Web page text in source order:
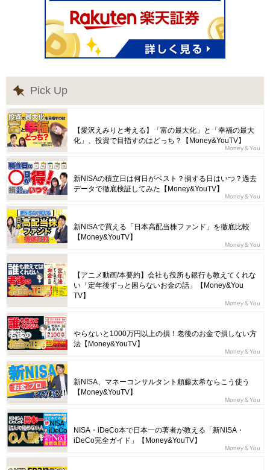
Pick Up
【愛沢えみりと考える】「富の最大化」と「幸福の最大
化」、投資で目指すのはどっち？【Money&YouTV】
Money＆You
新NISAの積立日は何日がベスト？損する日はいつ？過去
データで徹底検証してみた【Money&YouTV】
Money＆You
新NISAで買える「日本高配当株ファンド」を徹底比較
【Money&YouTV】
Money＆You
【アニメ動画/本要約】会社も役所も銀行も教えてくれな
い「定年後ずっと困らないお金の話」【Money&You
TV】
Money＆You
やらないと1000万円以上の損！老後のお金で損しない方
法【Money&YouTV】
Money＆You
新NISA、マネーコンサルタント頼藤太希ならこう使う
【Money&YouTV】
Money＆You
NISA・iDeCo本で日本一の著者が教える「新NISA・
iDeCo完全ガイド」【Money&YouTV】
Money＆You